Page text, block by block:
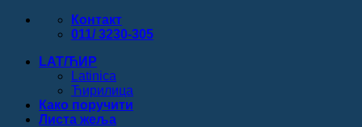
Прескочи
Контакт
011/ 3230-305
LAT/ЋИР
Latinica
Ћирилица
Како поручити
Листa жеља